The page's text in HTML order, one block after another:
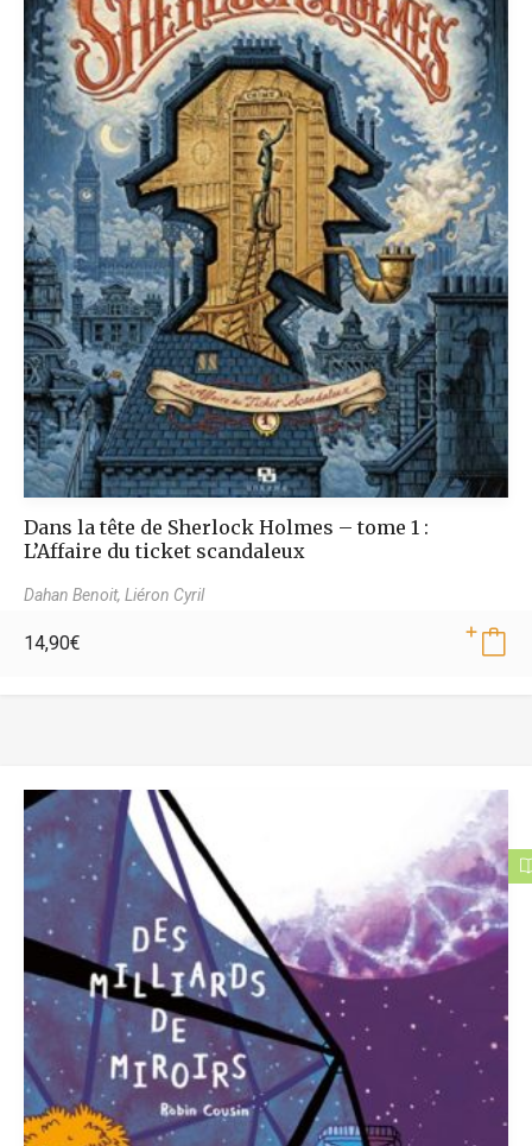
Dans la tête de Sherlock Holmes – tome 1 :
L’Affaire du ticket scandaleux
Dahan Benoit, Liéron Cyril
14,90€